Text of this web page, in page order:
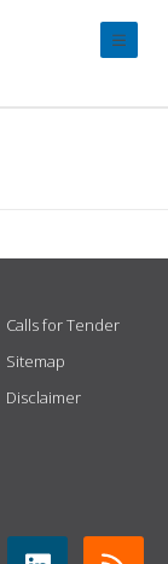
Calls for Tender
Sitemap
Disclaimer